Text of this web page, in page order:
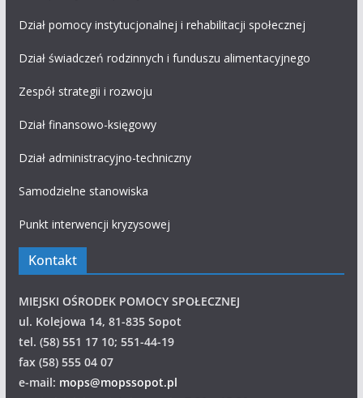
Dział pomocy instytucjonalnej i rehabilitacji społecznej
Dział świadczeń rodzinnych i funduszu alimentacyjnego
Zespół strategii i rozwoju
Dział finansowo-księgowy
Dział administracyjno-techniczny
Samodzielne stanowiska
Punkt interwencji kryzysowej
Kontakt
MIEJSKI OŚRODEK POMOCY SPOŁECZNEJ
ul. Kolejowa 14, 81-835 Sopot
tel. (58) 551 17 10; 551-44-19
fax (58) 555 04 07
e-mail: mops@mopssopot.pl